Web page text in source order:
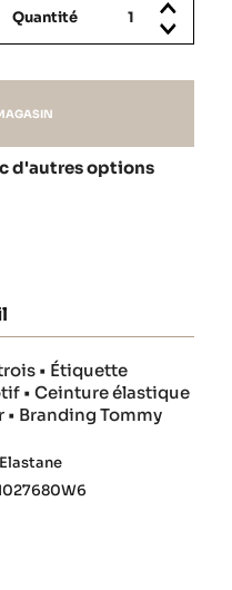
Quantité
d'autres options
• Étiquette
• Ceinture élastique
Branding Tommy